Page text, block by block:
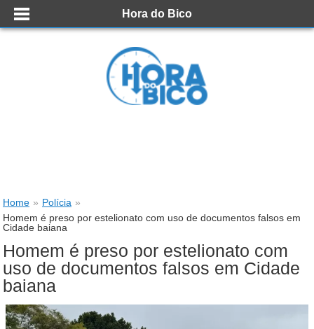
Hora do Bico
Home » Polícia »
Homem é preso por estelionato com uso de documentos falsos em
Cidade baiana
Homem é preso por estelionato com
uso de documentos falsos em Cidade
baiana